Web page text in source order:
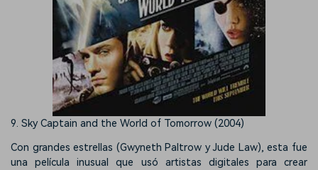
9. Sky Captain and the World of Tomorrow (2004)
Con grandes estrellas (Gwyneth Paltrow y Jude Law), esta fue
una película inusual que usó artistas digitales para crear